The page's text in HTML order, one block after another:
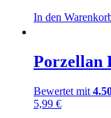
In den
Porzellan
Bewertet mit
5,99 €